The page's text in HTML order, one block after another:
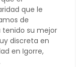
que le
de
tenido su mejor
discreta en
en Igorre,